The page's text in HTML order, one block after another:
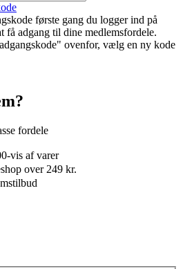
første gang du logger ind på
få adgang til dine medlemsfordele.
ovenfor, vælg en ny kode
fordele
vis af varer
over 249 kr.